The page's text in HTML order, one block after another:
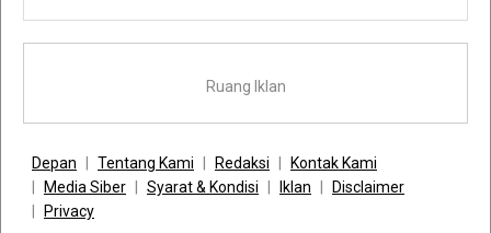
Ruang Iklan
Depan Tentang Kami Redaksi
Kontak Kami
Media Siber
Syarat & Kondisi Iklan
Disclaimer
Privacy